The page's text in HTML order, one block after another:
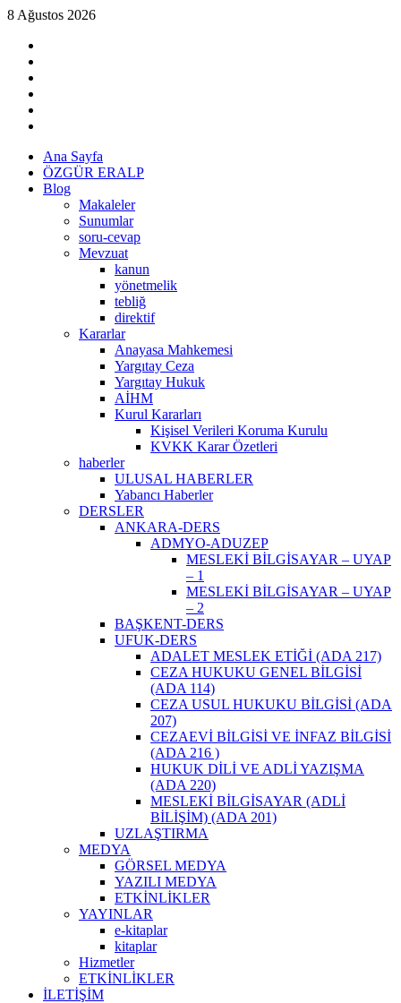
Skip
content
8 Ağustos 2026
Primary
Menu
Ana Sayfa
ÖZGÜR ERALP
Blog
Makaleler
Sunumlar
soru-cevap
Mevzuat
kanun
yönetmelik
tebliğ
direktif
Kararlar
Anayasa Mahkemesi
Yargıtay Ceza
Yargıtay Hukuk
AİHM
Kurul Kararları
Kişisel Verileri Koruma Kurulu
KVKK Karar Özetleri
haberler
ULUSAL HABERLER
Yabancı Haberler
DERSLER
ANKARA-DERS
ADMYO-ADUZEP
MESLEKİ BİLGİSAYAR – UYAP
– 1
MESLEKİ BİLGİSAYAR – UYAP
– 2
BAŞKENT-DERS
UFUK-DERS
ADALET MESLEK ETİĞİ (ADA 217)
CEZA HUKUKU GENEL BİLGİSİ
(ADA 114)
CEZA USUL HUKUKU BİLGİSİ (ADA
207)
CEZAEVİ BİLGİSİ VE İNFAZ BİLGİSİ
(ADA 216 )
HUKUK DİLİ VE ADLİ YAZIŞMA
(ADA 220)
MESLEKİ BİLGİSAYAR (ADLİ
BİLİŞİM) (ADA 201)
UZLAŞTIRMA
MEDYA
GÖRSEL MEDYA
YAZILI MEDYA
ETKİNLİKLER
YAYINLAR
e-kitaplar
kitaplar
Hizmetler
ETKİNLİKLER
İLETİŞİM